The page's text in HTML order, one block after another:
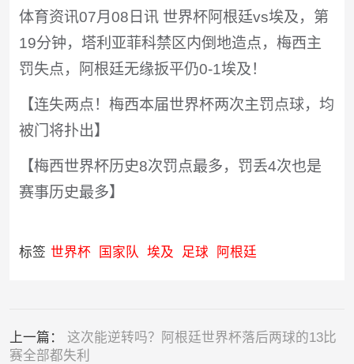
体育资讯07月08日讯 世界杯阿根廷vs埃及，第
19分钟，塔利亚菲科禁区内倒地造点，梅西主
罚失点，阿根廷无缘扳平仍0-1埃及！
【连失两点！梅西本届世界杯两次主罚点球，均
被门将扑出】
【梅西世界杯历史8次罚点最多，罚丢4次也是
赛事历史最多】
标签 世界杯 国家队 埃及 足球 阿根廷
上一篇： 这次能逆转吗？阿根廷世界杯落后两球的13比
赛全部都失利